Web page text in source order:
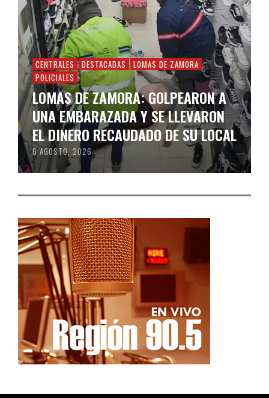
CENTRALES DESTACADAS
LOMAS DE ZAMORA
POLICIALES
LOMAS DE ZAMORA: GOLPEARON A
UNA EMBARAZADA Y SE LLEVARON
EL DINERO RECAUDADO DE SU LOCAL
6 AGOSTO, 2026